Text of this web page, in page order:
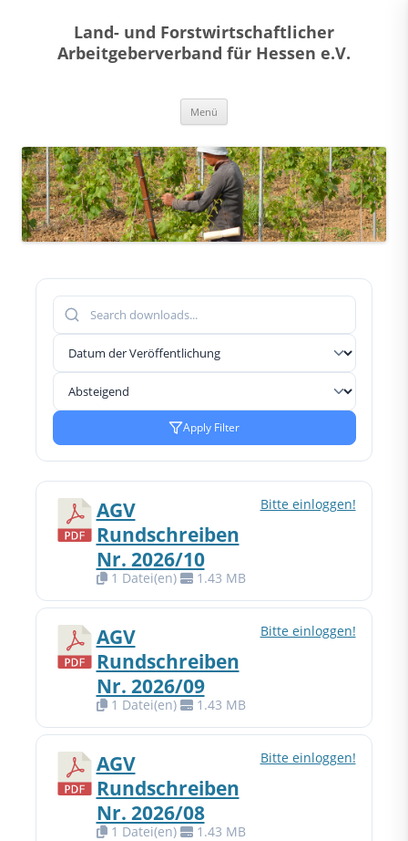
Land- und Forstwirtschaftlicher
Arbeitgeberverband für Hessen e.V.
Menü
Apply Filter
AGV
Rundschreiben
Nr. 2026/10
1 Datei(en) 1.43 MB
Bitte einloggen!
AGV
Rundschreiben
Nr. 2026/09
1 Datei(en) 1.43 MB
Bitte einloggen!
AGV
Rundschreiben
Nr. 2026/08
1 Datei(en) 1.43 MB
Bitte einloggen!